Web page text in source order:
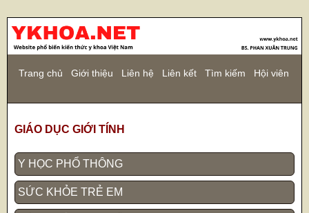
Trang chủ Giới thiệu Liên hệ Liên kết Tìm kiếm Hội viên
GIÁO DỤC GIỚI TÍNH
Y HỌC PHỔ THÔNG
SỨC KHỎE TRẺ EM